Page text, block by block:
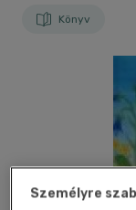
Könyv
Személyre